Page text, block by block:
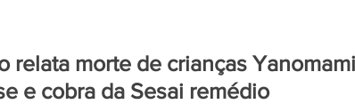
relata morte de crianças
e cobra da Sesai remédio